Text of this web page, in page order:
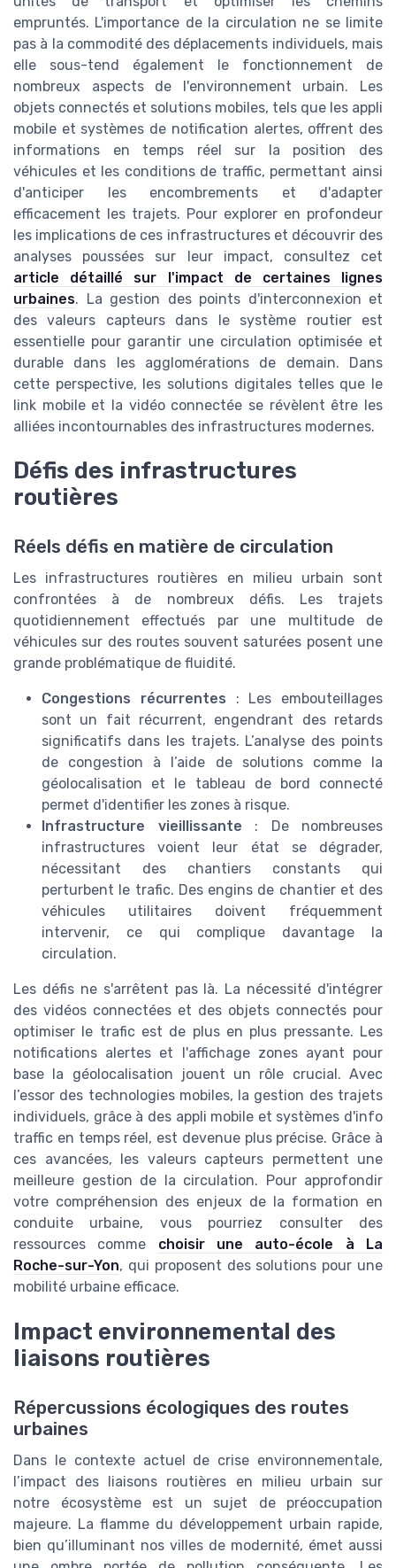
empruntés. L'importance de la circulation ne se limite
pas à la commodité des déplacements individuels, mais
elle sous-tend également le fonctionnement de
nombreux aspects de l'environnement urbain. Les
objets connectés et solutions mobiles, tels que les appli
mobile et systèmes de notification alertes, offrent des
informations en temps réel sur la position des
véhicules et les conditions de traffic, permettant ainsi
d'anticiper les encombrements et d'adapter
efficacement les trajets. Pour explorer en profondeur
les implications de ces infrastructures et découvrir des
analyses poussées sur leur impact, consultez cet
article détaillé sur l'impact de certaines lignes
urbaines. La gestion des points d'interconnexion et
des valeurs capteurs dans le système routier est
essentielle pour garantir une circulation optimisée et
durable dans les agglomérations de demain. Dans
cette perspective, les solutions digitales telles que le
link mobile et la vidéo connectée se révèlent être les
alliées incontournables des infrastructures modernes.
Défis des infrastructures
routières
Réels défis en matière de circulation
Les infrastructures routières en milieu urbain sont
confrontées à de nombreux défis. Les trajets
quotidiennement effectués par une multitude de
véhicules sur des routes souvent saturées posent une
grande problématique de fluidité.
Congestions récurrentes : Les embouteillages
sont un fait récurrent, engendrant des retards
significatifs dans les trajets. L’analyse des points
de congestion à l’aide de solutions comme la
géolocalisation et le tableau de bord connecté
permet d'identifier les zones à risque.
Infrastructure vieillissante : De nombreuses
infrastructures voient leur état se dégrader,
nécessitant des chantiers constants qui
perturbent le trafic. Des engins de chantier et des
véhicules utilitaires doivent fréquemment
intervenir, ce qui complique davantage la
circulation.
Les défis ne s'arrêtent pas là. La nécessité d'intégrer
des vidéos connectées et des objets connectés pour
optimiser le trafic est de plus en plus pressante. Les
notifications alertes et l'affichage zones ayant pour
base la géolocalisation jouent un rôle crucial. Avec
l’essor des technologies mobiles, la gestion des trajets
individuels, grâce à des appli mobile et systèmes d'info
traffic en temps réel, est devenue plus précise. Grâce à
ces avancées, les valeurs capteurs permettent une
meilleure gestion de la circulation. Pour approfondir
votre compréhension des enjeux de la formation en
conduite urbaine, vous pourriez consulter des
ressources comme choisir une auto-école à La
Roche-sur-Yon, qui proposent des solutions pour une
mobilité urbaine efficace.
Impact environnemental des
liaisons routières
Répercussions écologiques des routes
urbaines
Dans le contexte actuel de crise environnementale,
l’impact des liaisons routières en milieu urbain sur
notre écosystème est un sujet de préoccupation
majeure. La flamme du développement urbain rapide,
bien qu’illuminant nos villes de modernité, émet aussi